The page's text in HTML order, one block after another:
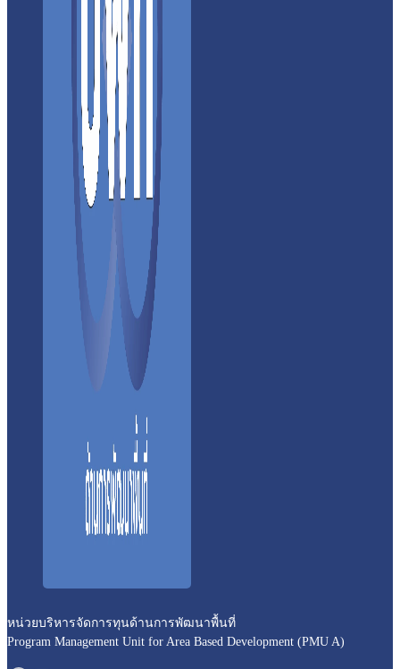
หน่วยบริหารจัดการทุนด้านการพัฒนาพื้นที่
Program Management Unit for Area Based Development (PMU A)